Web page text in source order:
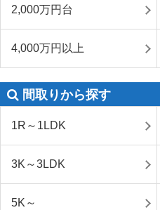
2,000万円台
4,000万円以上
間取りから探す
1R～1LDK
3K～3LDK
5K～